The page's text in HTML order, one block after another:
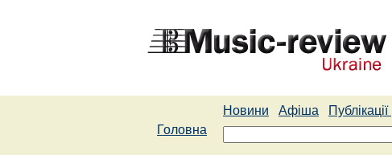
Новини Афіша Публікації
Головна